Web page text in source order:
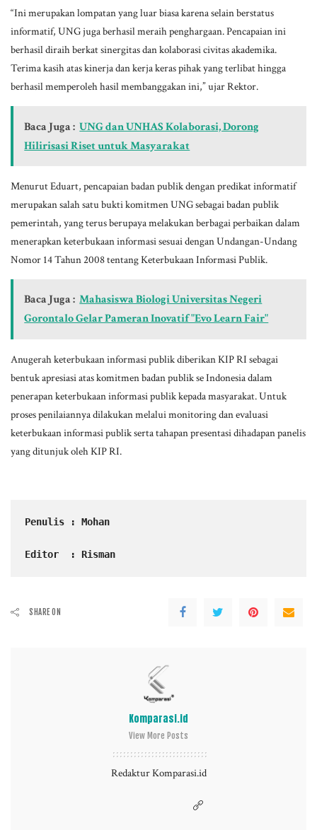
“Ini merupakan lompatan yang luar biasa karena selain berstatus
informatif, UNG juga berhasil meraih penghargaan. Pencapaian ini
berhasil diraih berkat sinergitas dan kolaborasi civitas akademika.
Terima kasih atas kinerja dan kerja keras pihak yang terlibat hingga
berhasil memperoleh hasil membanggakan ini,” ujar Rektor.
Baca Juga : UNG dan UNHAS Kolaborasi, Dorong
Hilirisasi Riset untuk Masyarakat
Menurut Eduart, pencapaian badan publik dengan predikat informatif
merupakan salah satu bukti komitmen UNG sebagai badan publik
pemerintah, yang terus berupaya melakukan berbagai perbaikan dalam
menerapkan keterbukaan informasi sesuai dengan Undangan-Undang
Nomor 14 Tahun 2008 tentang Keterbukaan Informasi Publik.
Baca Juga : Mahasiswa Biologi Universitas Negeri
Gorontalo Gelar Pameran Inovatif "Evo Learn Fair"
Anugerah keterbukaan informasi publik diberikan KIP RI sebagai
bentuk apresiasi atas komitmen badan publik se Indonesia dalam
penerapan keterbukaan informasi publik kepada masyarakat. Untuk
proses penilaiannya dilakukan melalui monitoring dan evaluasi
keterbukaan informasi publik serta tahapan presentasi dihadapan panelis
yang ditunjuk oleh KIP RI.
Penulis : Mohan
Editor  : Risman
SHARE ON
Komparasi.id
View More Posts
Redaktur Komparasi.id